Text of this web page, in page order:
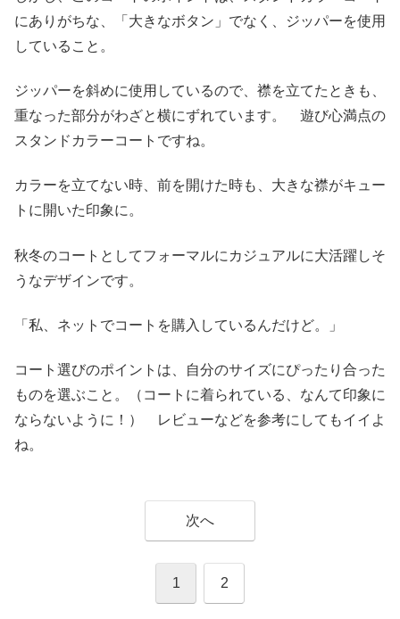
にありがちな、「大きなボタン」でなく、ジッパーを使用
していること。
ジッパーを斜めに使用しているので、襟を立てたときも、
重なった部分がわざと横にずれています。 遊び心満点の
スタンドカラーコートですね。
カラーを立てない時、前を開けた時も、大きな襟がキュー
トに開いた印象に。
秋冬のコートとしてフォーマルにカジュアルに大活躍しそ
うなデザインです。
「私、ネットでコートを購入しているんだけど。」
コート選びのポイントは、自分のサイズにぴったり合った
ものを選ぶこと。（コートに着られている、なんて印象に
ならないように！） レビューなどを参考にしてもイイよ
ね。
次へ
1 2